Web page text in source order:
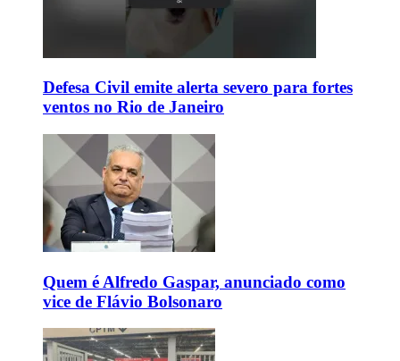
Defesa Civil emite alerta severo para fortes
ventos no Rio de Janeiro
Quem é Alfredo Gaspar, anunciado como
vice de Flávio Bolsonaro